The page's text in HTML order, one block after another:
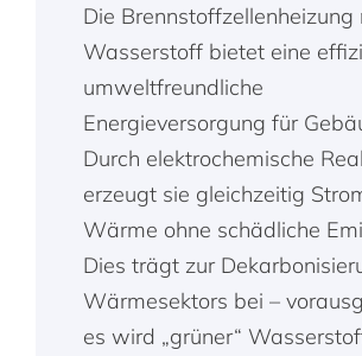
Die Brennstoffzellenheizung
Wasserstoff bietet eine
umweltfreundliche
Energieversorgung für
Durch elektrochemische
erzeugt sie gleichzeitig
Wärme ohne schädliche
Dies trägt zur
Wärmesektors bei –
es wird „grüner“